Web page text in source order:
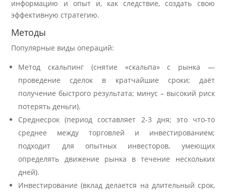
информацию и опыт и, как следствие, создать свою
эффективную стратегию.
Методы
Популярные виды операций:
Метод скальпинг (снятие «скальпа» с рынка —
проведение сделок в кратчайшие сроки; даёт
получение быстрого результата; минус – высокий риск
потерять деньги).
Среднесрок (период составляет 2-3 дня; это что-то
среднее между торговлей и инвестированием;
подходит для опытных инвесторов, умеющих
определять движение рынка в течение нескольких
дней).
Инвестирование (вклад делается на длительный срок,